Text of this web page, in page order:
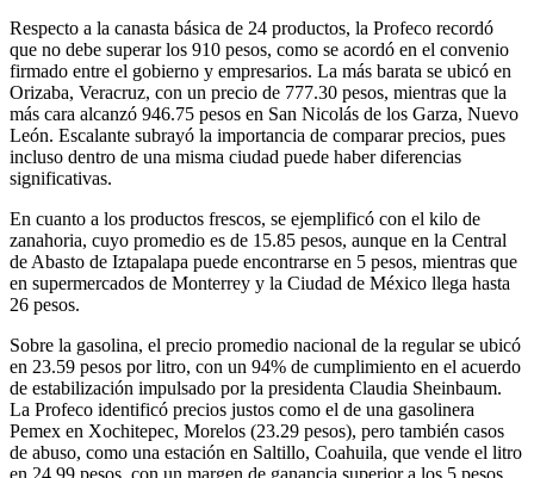
Respecto a la canasta básica de 24 productos, la Profeco recordó
que no debe superar los 910 pesos, como se acordó en el convenio
firmado entre el gobierno y empresarios. La más barata se ubicó en
Orizaba, Veracruz, con un precio de 777.30 pesos, mientras que la
más cara alcanzó 946.75 pesos en San Nicolás de los Garza, Nuevo
León. Escalante subrayó la importancia de comparar precios, pues
incluso dentro de una misma ciudad puede haber diferencias
significativas.
En cuanto a los productos frescos, se ejemplificó con el kilo de
zanahoria, cuyo promedio es de 15.85 pesos, aunque en la Central
de Abasto de Iztapalapa puede encontrarse en 5 pesos, mientras que
en supermercados de Monterrey y la Ciudad de México llega hasta
26 pesos.
Sobre la gasolina, el precio promedio nacional de la regular se ubicó
en 23.59 pesos por litro, con un 94% de cumplimiento en el acuerdo
de estabilización impulsado por la presidenta Claudia Sheinbaum.
La Profeco identificó precios justos como el de una gasolinera
Pemex en Xochitepec, Morelos (23.29 pesos), pero también casos
de abuso, como una estación en Saltillo, Coahuila, que vende el litro